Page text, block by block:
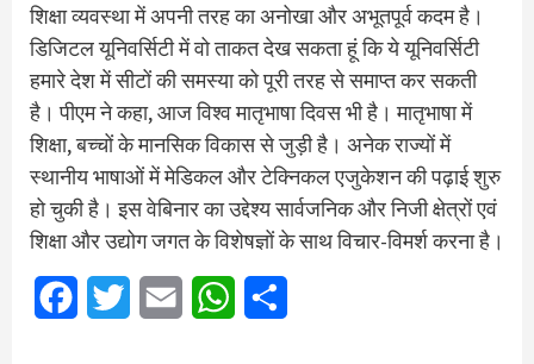
शिक्षा व्यवस्था में अपनी तरह का अनोखा और अभूतपूर्व कदम है।
डिजिटल यूनिवर्सिटी में वो ताकत देख सकता हूं कि ये यूनिवर्सिटी
हमारे देश में सीटों की समस्या को पूरी तरह से समाप्त कर सकती
है। पीएम ने कहा, आज विश्व मातृभाषा दिवस भी है। मातृभाषा में
शिक्षा, बच्चों के मानसिक विकास से जुड़ी है। अनेक राज्यों में
स्थानीय भाषाओं में मेडिकल और टेक्निकल एजुकेशन की पढ़ाई शुरु
हो चुकी है। इस वेबिनार का उद्देश्य सार्वजनिक और निजी क्षेत्रों एवं
शिक्षा और उद्योग जगत के विशेषज्ञों के साथ विचार-विमर्श करना है।
FacebookTwitter Email WhatsApp